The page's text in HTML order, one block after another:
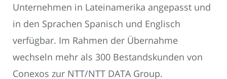
Unternehmen in Lateinamerika angepasst und
in den Sprachen Spanisch und Englisch
verfügbar. Im Rahmen der Übernahme
wechseln mehr als 300 Bestandskunden von
Conexos zur NTT/NTT DATA Group.